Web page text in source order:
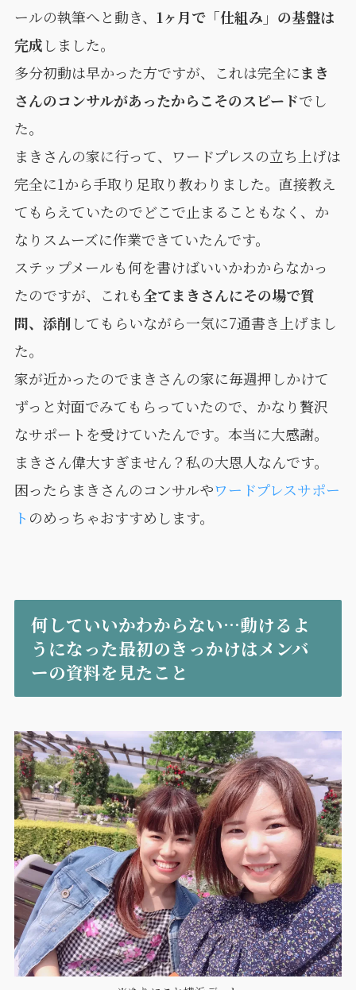
ールの執筆へと動き、 1ヶ月で「仕組み」の基盤は
完成しました。
多分初動は早かった方ですが、これは完全にまき
さんのコンサルがあったからこそのスピードでし
た。
まきさんの家に行って、ワードプレスの立ち上げは
完全に1から手取り足取り教わりました。直接教え
てもらえていたのでどこで止まることもなく、か
なりスムーズに作業できていたんです。
ステップメールも何を書けばいいかわからなかっ
たのですが、これも全てまきさんにその場で質
問、添削してもらいながら一気に7通書き上げまし
た。
家が近かったのでまきさんの家に毎週押しかけて
ずっと対面でみてもらっていたので、かなり贅沢
なサポートを受けていたんです。本当に大感謝。
まきさん偉大すぎません？私の大恩人なんです。
困ったらまきさんのコンサルやワードプレスサポー
ト のめっちゃおすすめします。
何していいかわからない…動けるよ
うになった最初のきっかけはメンバ
ーの資料を見たこと